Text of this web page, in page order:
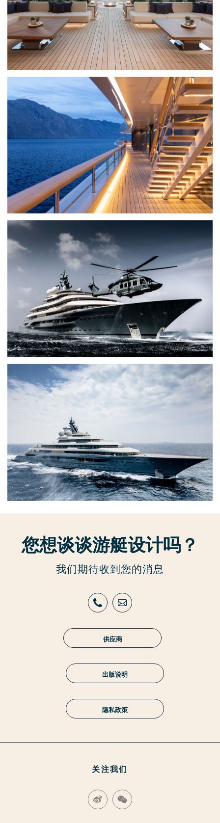
您想谈谈游艇设计吗？
我们期待收到您的消息
供应商
出版说明
隐私政策
关注我们